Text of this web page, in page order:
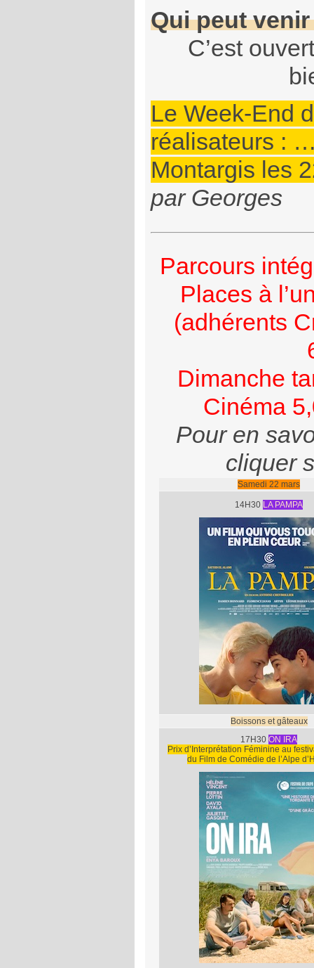
Qui peut
C’est
Le Week-End
réalisateurs : …
Montargis les
par Georges
Parcours
Places à
(adhérents
Dimanche
Cinéma
Pour en
cliquer
Samedi 22 mars
14H30 LA PAMPA
Boissons et gâteaux
17H30 ON IRA
Prix d’Interprétation Féminine au
du Film de Comédie de l’Alpe